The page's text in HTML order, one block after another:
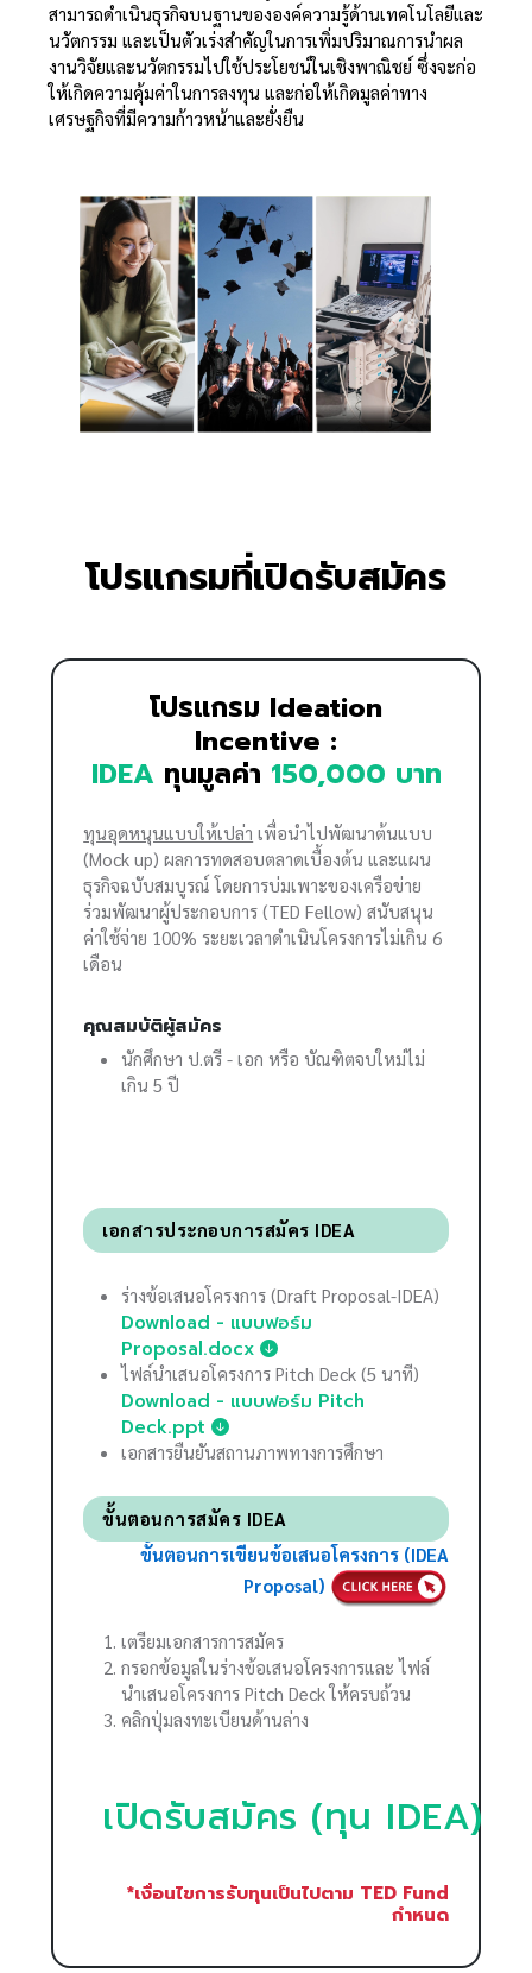
สามารถดำเนินธุรกิจบนฐานขององค์ความรู้ด้านเทคโนโลยีและ
นวัตกรรม และเป็นตัวเร่งสำคัญในการเพิ่มปริมาณการนำผล
งานวิจัยและนวัตกรรมไปใช้ประโยชน์ในเชิงพาณิชย์ ซึ่งจะก่อ
ให้เกิดความคุ้มค่าในการลงทุน และก่อให้เกิดมูลค่าทาง
เศรษฐกิจที่มีความก้าวหน้าและยั่งยืน
โปรแกรมที่เปิดรับสมัคร
โปรแกรม Ideation
Incentive :
IDEA ทุนมูลค่า 150,000 บาท
ทุนอุดหนุนแบบให้เปล่า เพื่อนำไปพัฒนาต้นแบบ
(Mock up) ผลการทดสอบตลาดเบื้องต้น และแผน
ธุรกิจฉบับสมบูรณ์ โดยการบ่มเพาะของเครือข่าย
ร่วมพัฒนาผู้ประกอบการ (TED Fellow) สนับสนุน
ค่าใช้จ่าย 100% ระยะเวลาดำเนินโครงการไม่เกิน 6
เดือน
คุณสมบัติผู้สมัคร
นักศึกษา ป.ตรี - เอก หรือ บัณฑิตจบใหม่ไม่
เกิน 5 ปี
เอกสารประกอบการสมัคร IDEA
ร่างข้อเสนอโครงการ (Draft Proposal-IDEA)
Download - แบบฟอร์ม
Proposal.docx
ไฟล์นำเสนอโครงการ Pitch Deck (5 นาที)
Download - แบบฟอร์ม Pitch
Deck.ppt
เอกสารยืนยันสถานภาพทางการศึกษา
ขั้นตอนการสมัคร IDEA
ขั้นตอนการเขียนข้อเสนอโครงการ (IDEA
Proposal)
เตรียมเอกสารการสมัคร
กรอกข้อมูลในร่างข้อเสนอโครงการและ ไฟล์
นำเสนอโครงการ Pitch Deck ให้ครบถ้วน
คลิกปุ่มลงทะเบียนด้านล่าง
เปิดรับสมัคร (ทุน IDEA)
*เงื่อนไขการรับทุนเป็นไปตาม TED Fund
กำหนด